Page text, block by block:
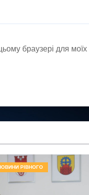
браузері для
РІВНОГО